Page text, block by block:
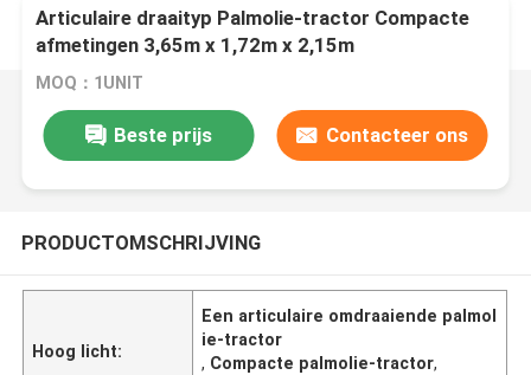
Articulaire draaityp Palmolie-tractor Compacte
afmetingen 3,65m x 1,72m x 2,15m
MOQ：1UNIT
Beste prijs Contacteer ons
PRODUCTOMSCHRIJVING
Hoog licht:
Een articulaire omdraaiende palmol
ie-tractor
, Compacte palmolie-tractor,